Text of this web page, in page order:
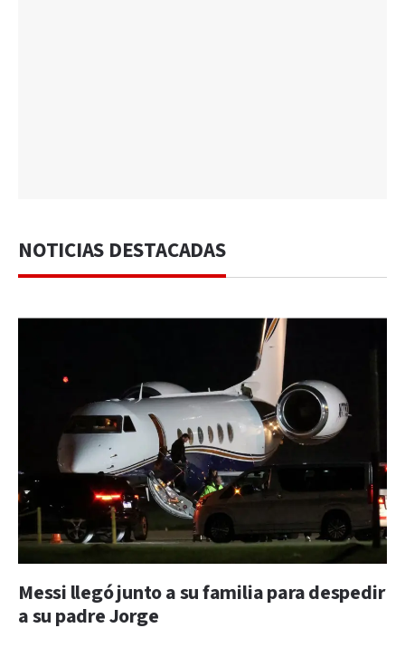
NOTICIAS DESTACADAS
Messi llegó junto a su familia para despedir
a su padre Jorge